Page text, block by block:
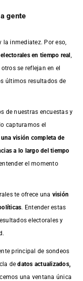
gente
la inmediatez. Por eso,
en tiempo real
se reflejan en el
últimos resultados de
de nuestras encuestasy
capturamos el
visión completa de
a lo largo del tiempo
el momento
te ofrece una visión
. Entender estas
electorales y
principal de sondeos
dedatos actualizados,
una ventana única